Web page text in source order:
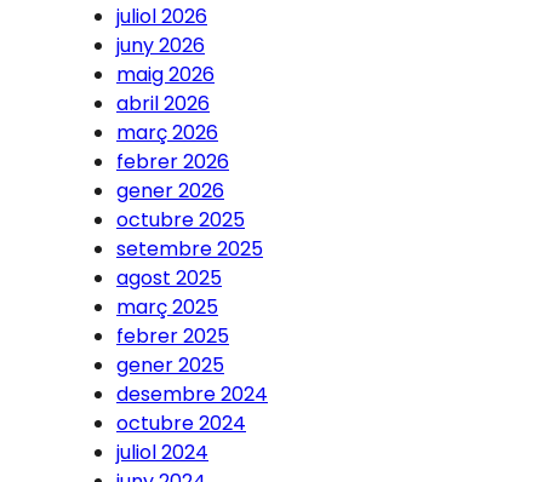
juliol 2026
juny 2026
maig 2026
abril 2026
març 2026
febrer 2026
gener 2026
octubre 2025
setembre 2025
agost 2025
març 2025
febrer 2025
gener 2025
desembre 2024
octubre 2024
juliol 2024